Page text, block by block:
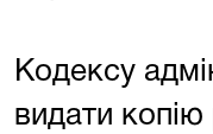
Кодексу
видати